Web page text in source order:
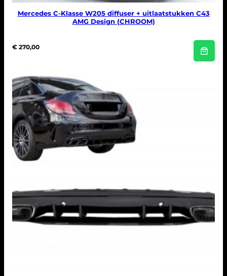
Mercedes C-Klasse W205 diffuser + uitlaatstukken C43
AMG Design (CHROOM)
€ 270,00